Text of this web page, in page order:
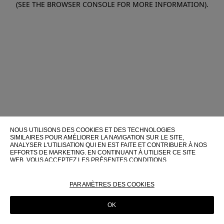
(SEE THE BROWSER CONSOLE FOR MORE INFORMATION).
NOUS UTILISONS DES COOKIES ET DES TECHNOLOGIES
SIMILAIRES POUR AMÉLIORER LA NAVIGATION SUR LE SITE,
ANALYSER L'UTILISATION QUI EN EST FAITE ET CONTRIBUER À NOS
EFFORTS DE MARKETING. EN CONTINUANT À UTILISER CE SITE
WEB, VOUS ACCEPTEZ LES PRÉSENTES CONDITIONS
POUR PLUS D'INFORMATIONS SUR CES TECHNOLOGIES ET LEUR
POLITIQUE EN MATIÈRE DE COOKIES
PARAMÈTRES DES COOKIES
OK